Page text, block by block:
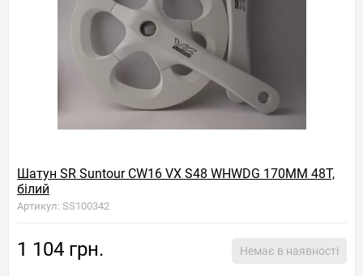
Шатун SR Suntour CW16 VX S48 WHWDG 170MM 48T,
білий
Артикул: SS100342
1 104 грн. Немає в наявності